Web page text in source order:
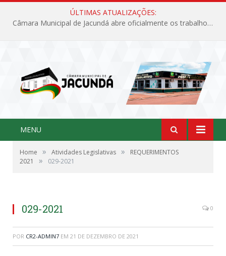
ÚLTIMAS ATUALIZAÇÕES:
Câmara Municipal de Jacundá abre oficialmente os trabalhos legislativos de 2026
MENU
Home » Atividades Legislativas »
REQUERIMENTOS
2021
» 029-2021
029-2021 0
POR CR2-ADMIN7 EM 21 DE DEZEMBRO DE 2021